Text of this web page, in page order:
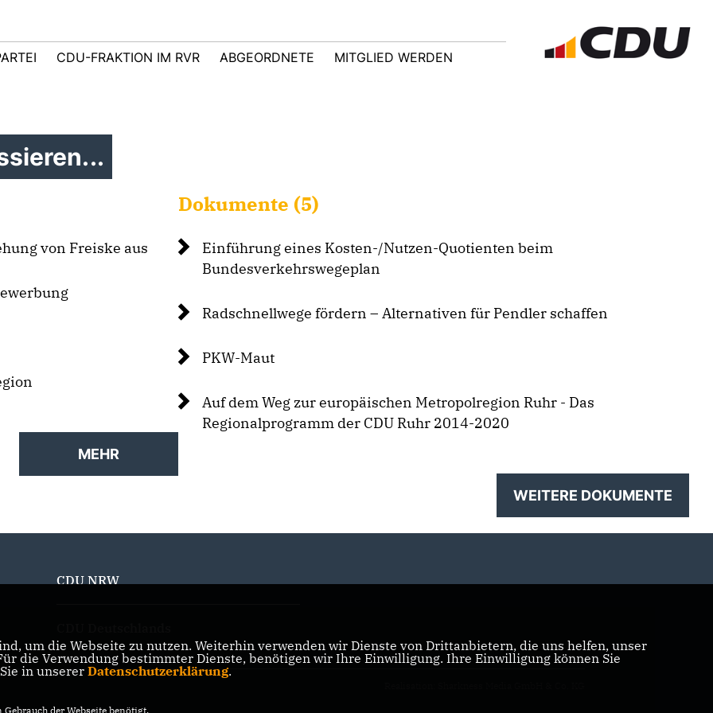
CDU-FRAKTION IM RVR ABGEORDNETE
MITGLIED WERDEN
von Freiske aus
MEHR
Dokumente (5)
Einführung eines Kosten-/Nutzen-Quotienten beim
Bundesverkehrswegeplan
Radschnellwege fördern – Alternativen für Pendler schaffen
PKW-Maut
Auf dem Weg zur europäischen Metropolregion Ruhr - Das
Regionalprogramm der CDU Ruhr 2014-2020
WEITERE DOKUMENTE
CDU NRW
um die Webseite zu nutzen. Weiterhin verwenden wir Dienste von Drittanbietern, die uns helfen, unser
die Verwendung bestimmter Dienste, benötigen wir Ihre Einwilligung. Ihre Einwilligung können Sie
in unserer Datenschutzerklärung.
der Webseite benötigt.